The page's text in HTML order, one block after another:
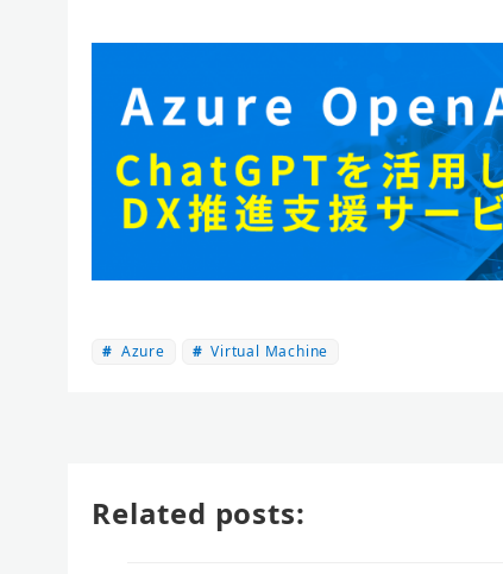
Azure Virtual Machine
Related posts: